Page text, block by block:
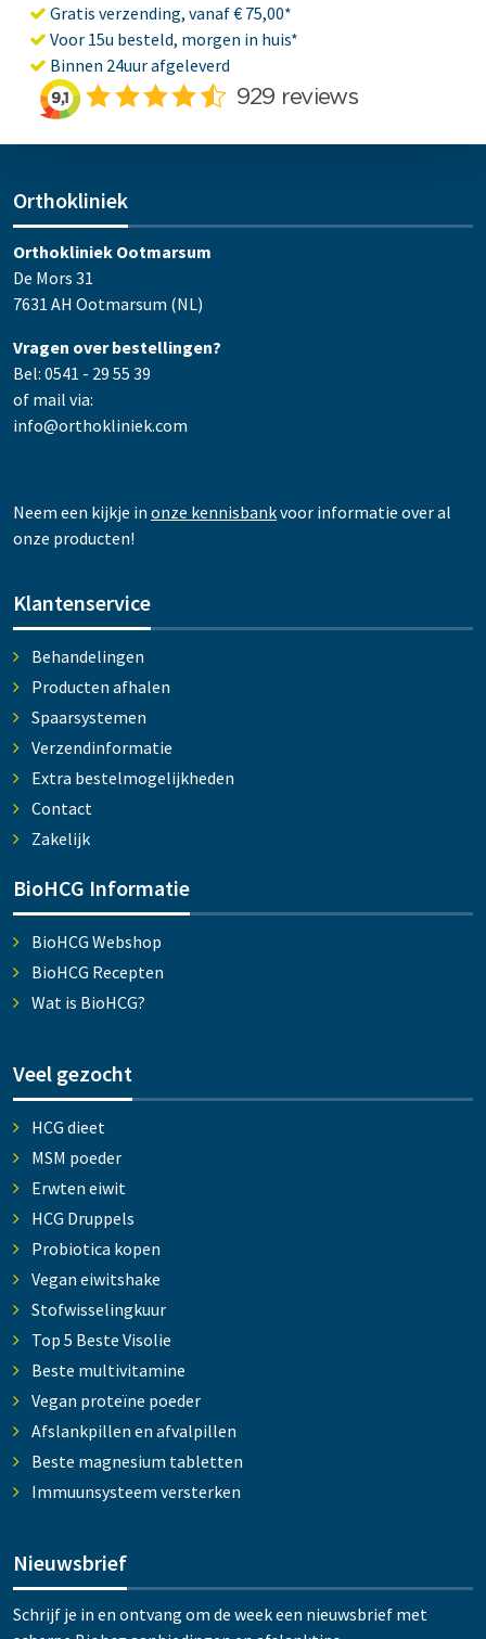
Gratis verzending, vanaf € 75,00*
Voor 15u besteld, morgen in huis*
Binnen 24uur afgeleverd
Orthokliniek
Orthokliniek Ootmarsum
De Mors 31
7631 AH Ootmarsum (NL)
Vragen over bestellingen?
Bel: 0541 - 29 55 39
of mail via:
info@orthokliniek.com
Neem een kijkje in onze kennisbankvoor informatie over al
onze producten!
Klantenservice
Behandelingen
Producten afhalen
Spaarsystemen
Verzendinformatie
Extra bestelmogelijkheden
Contact
Zakelijk
BioHCG Informatie
BioHCG Webshop
BioHCG Recepten
Wat is BioHCG?
Veel gezocht
HCG dieet
MSM poeder
Erwten eiwit
HCG Druppels
Probiotica kopen
Vegan eiwitshake
Stofwisselingkuur
Top 5 Beste Visolie
Beste multivitamine
Vegan proteïne poeder
Afslankpillen en afvalpillen
Beste magnesium tabletten
Immuunsysteem versterken
Nieuwsbrief
Schrijf je in en ontvang om de week een nieuwsbrief met